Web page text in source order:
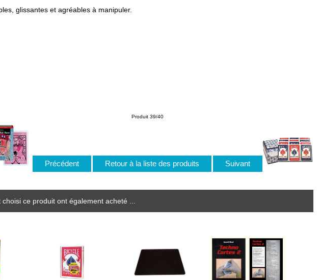
glissantes et agréables à manipuler.
Produit 39/40
Précédent Retour à la liste des produits Suivant
ce produit ont également acheté ...